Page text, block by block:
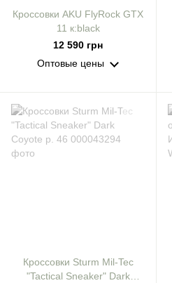
Кроссовки AKU FlyRock GTX
11 к:black
12 590 грн
Оптовые цены
Кроссовки Sturm Mil-Tec
"Tactical Sneaker" Dark